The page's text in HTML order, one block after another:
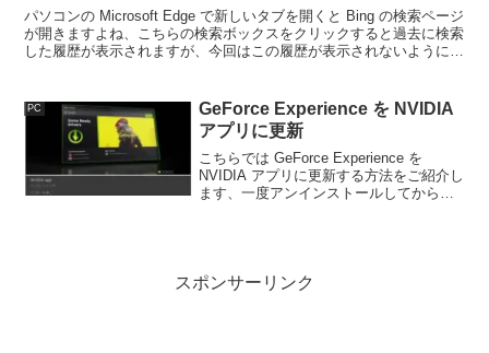
パソコンの Microsoft Edge で新しいタブを開くと Bing の検索ページ
が開きますよね、こちらの検索ボックスをクリックすると過去に検索
した履歴が表示されますが、今回はこの履歴が表示されないように削
PC
GeForce Experience を NVIDIA
アプリに更新
こちらでは GeForce Experience を
NVIDIA アプリに更新する方法をご紹介し
ます、一度アンインストールしてから
スポンサーリンク